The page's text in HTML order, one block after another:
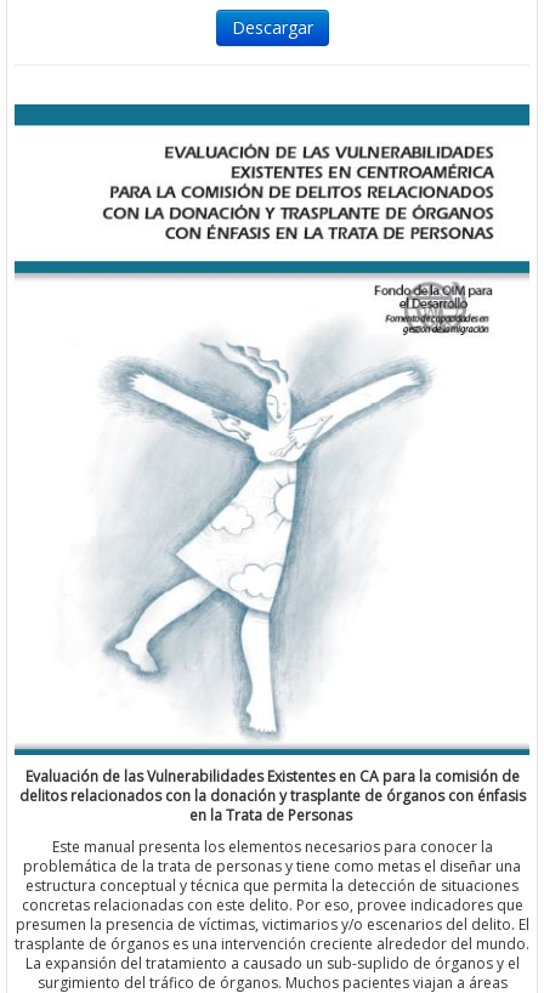
Descargar
Evaluación de las Vulnerabilidades Existentes en CA para la comisión de
delitos relacionados con la donación y trasplante de órganos con énfasis
en la Trata de Personas
Este manual presenta los elementos necesarios para conocer la
problemática de la trata de personas y tiene como metas el diseñar una
estructura conceptual y técnica que permita la detección de situaciones
concretas relacionadas con este delito. Por eso, provee indicadores que
presumen la presencia de víctimas, victimarios y/o escenarios del delito. El
trasplante de órganos es una intervención creciente alrededor del mundo.
La expansión del tratamiento a causado un sub-suplido de órganos y el
surgimiento del tráfico de órganos. Muchos pacientes viajan a áreas